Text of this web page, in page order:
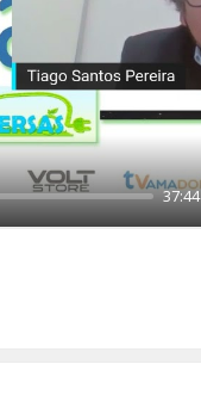
37:44